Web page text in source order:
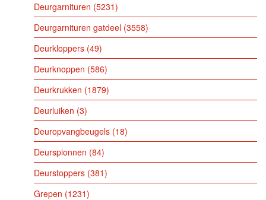
Deurgarnituren 5231
Deurgarnituren gatdeel 3558
Deurkloppers 49
Deurknoppen 586
Deurkrukken 1879
Deurluiken 3
Deuropvangbeugels 18
Deurspionnen 84
Deurstoppers 381
Grepen 1231